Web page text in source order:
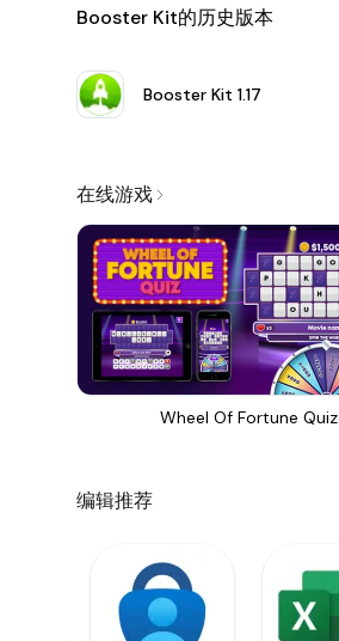
Booster Kit的历史版本
Booster Kit 1.17
在线游戏
Wheel Of Fortune Quiz
编辑推荐